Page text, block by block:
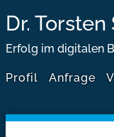
Dr.
Erfolg im digitalen
Profil Anfrage